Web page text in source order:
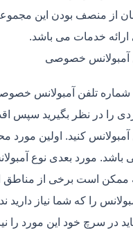
از منصف بودن این
ارائه خدمات می باشد.
آمبولانس خصوصی
شماره تلفن آمبولانس
را در نظر بگیرید سپس
کنید. اولین مورد
باشد. مورد بعدی نوع
ممکن است برخی از مناطق
را که شما نیاز دارید
در سرچ خود این مورد را